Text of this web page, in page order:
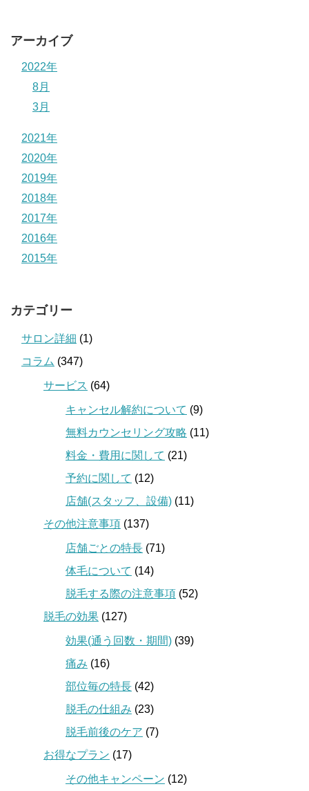
アーカイブ
2022年
8月
3月
2021年
2020年
2019年
2018年
2017年
2016年
2015年
カテゴリー
サロン詳細 (1)
コラム (347)
サービス (64)
キャンセル解約について (9)
無料カウンセリング攻略 (11)
料金・費用に関して (21)
予約に関して (12)
店舗(スタッフ、設備) (11)
その他注意事項 (137)
店舗ごとの特長 (71)
体毛について (14)
脱毛する際の注意事項 (52)
脱毛の効果 (127)
効果(通う回数・期間) (39)
痛み (16)
部位毎の特長 (42)
脱毛の仕組み (23)
脱毛前後のケア (7)
お得なプラン (17)
その他キャンペーン (12)